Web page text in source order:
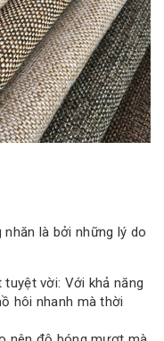
là bởi những lý do
vời: Với khả năng
hôi nhanh mà thời